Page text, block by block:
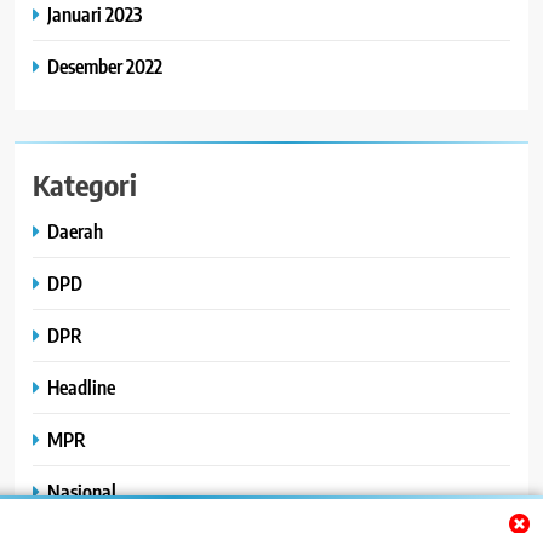
Januari 2023
Desember 2022
Kategori
Daerah
DPD
DPR
Headline
MPR
Nasional